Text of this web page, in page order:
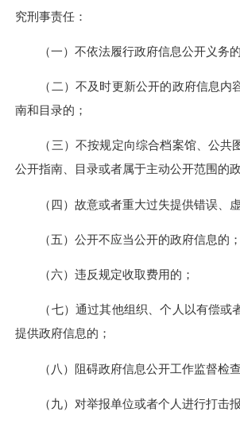
究刑事责任：
（一）不依法履行政府信息公开义务的
（二）不及时更新公开的政府信息内
南和目录的；
（三）不按规定向综合档案馆、公共
公开指南、目录或者属于主动公开范围的
（四）故意或者重大过失提供错误、虚
（五）公开不应当公开的政府信息的；
（六）违反规定收取费用的；
（七）通过其他组织、个人以有偿或
提供政府信息的；
（八）阻碍政府信息公开工作监督检查
（九）对举报单位或者个人进行打击报